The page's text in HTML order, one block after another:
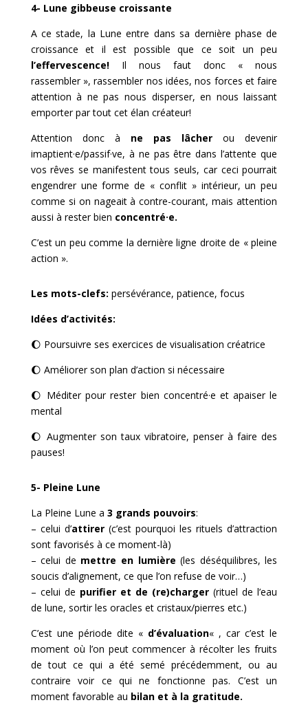
4- Lune gibbeuse croissante
A ce stade, la Lune entre dans sa dernière phase de
croissance et il est possible que ce soit un peu
l’effervescence! Il nous faut donc « nous
rassembler », rassembler nos idées, nos forces et faire
attention à ne pas nous disperser, en nous laissant
emporter par tout cet élan créateur!
Attention donc à ne pas lâcher ou devenir
imaptient·e/passif·ve, à ne pas être dans l’attente que
vos rêves se manifestent tous seuls, car ceci pourrait
engendrer une forme de « conflit » intérieur, un peu
comme si on nageait à contre-courant, mais attention
aussi à rester bien concentré·e.
C’est un peu comme la dernière ligne droite de « pleine
action ».
Les mots-clefs: persévérance, patience, focus
Idées d’activités:
🌔 Poursuivre ses exercices de visualisation créatrice
🌔 Améliorer son plan d’action si nécessaire
🌔 Méditer pour rester bien concentré·e et apaiser le
mental
🌔 Augmenter son taux vibratoire, penser à faire des
pauses!
5- Pleine Lune
La Pleine Lune a 3 grands pouvoirs:
– celui d’attirer(c’est pourquoi les rituels d’attraction
sont favorisés à ce moment-là)
– celui de mettre en lumière (les déséquilibres, les
soucis d’alignement, ce que l’on refuse de voir…)
– celui de purifier et de (re)charger (rituel de l’eau
de lune, sortir les oracles et cristaux/pierres etc.)
C’est une période dite « d’évaluation« , car c’est le
moment où l’on peut commencer à récolter les fruits
de tout ce qui a été semé précédemment, ou au
contraire voir ce qui ne fonctionne pas. C’est un
moment favorable au bilan et à la gratitude.